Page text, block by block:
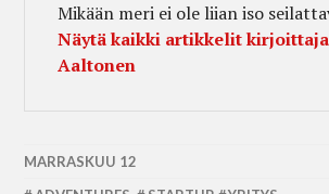
Mikään meri ei ole liian iso
Näytä kaikki artikkelit
Aaltonen
MARRASKUU 12